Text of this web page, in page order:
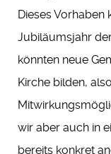
Dieses
Jubiläumsjahr
könnten neue
Kirche bilden,
wir aber auch in
bereits konkret